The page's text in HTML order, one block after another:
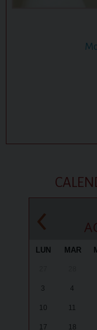
‹
LUN MAR
3 4
10 11
17 18